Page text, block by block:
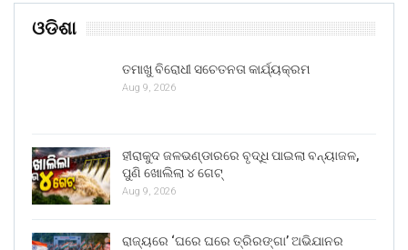
ଓଡିଶା
ତମାଖୁ ବିରୋଧୀ ସଚେତନତା କାର୍ଯ୍ୟକ୍ରମ
Aug 9, 2026
ହୀରାକୁଦ ଜଳଭଣ୍ଡାରରେ ବୃଦ୍ଧି ପାଇଲା ବନ୍ୟାଜଳ,
ପୁଣି ଖୋଲିଲା ୪ ଗେଟ୍
Aug 9, 2026
ରାଜ୍ୟରେ ‘ଘରେ ଘରେ ତ୍ରିରଙ୍ଗା’ ଅଭିଯାନର